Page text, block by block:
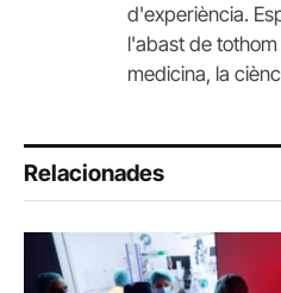
d'experiència.
l'abast de
medicina, la
Relacionades